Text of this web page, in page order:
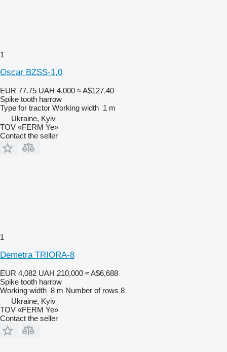
1
Oscar BZSS-1,0
EUR 77.75 UAH 4,000 ≈ A$127.40
Spike tooth harrow
Type for tractor Working width 1 m
Ukraine, Kyiv
TOV «FERM Ye»
Contact the seller
1
Demetra TRIORA-8
EUR 4,082 UAH 210,000 ≈ A$6,688
Spike tooth harrow
Working width 8 m Number of rows 8
Ukraine, Kyiv
TOV «FERM Ye»
Contact the seller